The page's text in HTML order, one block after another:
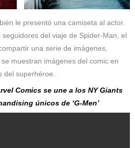
le presentó una camiseta al actor.
del viaje de Spider-Man, el
una serie de imágenes,
muestran imágenes del comic en
del superhéroe.
Comics se une a los NY Giants
únicos de ‘G-Men’